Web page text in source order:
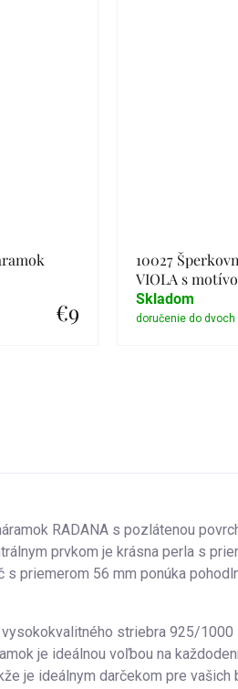
€9
10027
VIOLA s
Skladom
RADANA s pozlátenou
prvkom je krásna perla s
s priemerom 56 mm ponúka
striebra 925/
je ideálnou voľbou na
je ideálnym darčekom pre vašich